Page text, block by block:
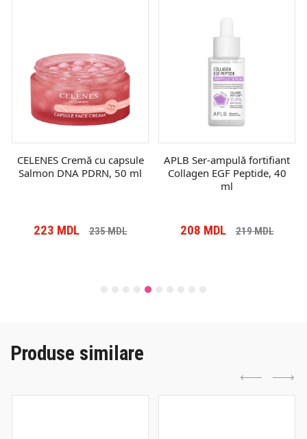
CELENES Cremă cu capsule
Salmon DNA PDRN, 50 ml
223 MDL 235MDL
APLB Ser-ampulă fortifiant
Collagen EGF Peptide, 40
ml
208 MDL 219MDL
Produse similare